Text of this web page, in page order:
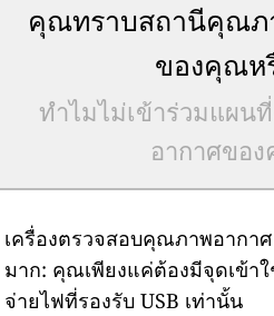
คุณทราบสถานีคุณภ
ของคุณห
ทำไมไม่เข้าร่วมแผน
อากาศของ
เครื่องตรวจสอบคุณภาพอากา
มาก: คุณเพียงแค่ต้องมีจุดเข้า
จ่ายไฟที่รองรับ USB เท่านั้น